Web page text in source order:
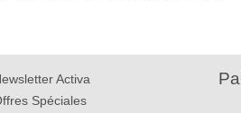
Activa
Spéciales